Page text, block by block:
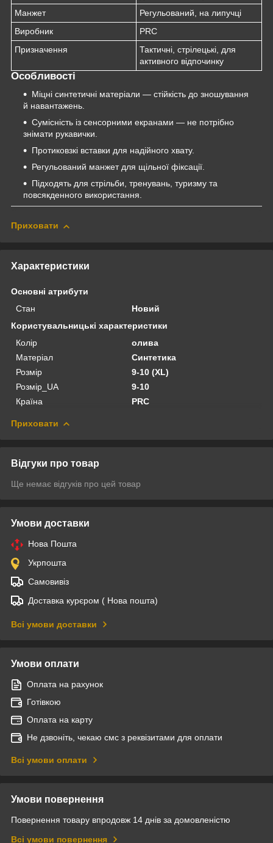
Манжет
Регульований, на липучці
Виробник
PRC
Призначення
Тактичні, стрілецькі, для
активного відпочинку
Особливості
Міцні синтетичні матеріали — стійкість до зношування
й навантажень.
Сумісність із сенсорними екранами — не потрібно
знімати рукавички.
Протиковзкі вставки для надійного хвату.
Регульований манжет для щільної фіксації.
Підходять для стрільби, тренувань, туризму та
повсякденного використання.
Приховати
Характеристики
Основні атрибути
Стан
Новий
Користувальницькі характеристики
Колір
олива
Матеріал
Синтетика
Розмір
9-10 (XL)
Розмір_UA
9-10
Країна
PRC
Приховати
Відгуки про товар
Ще немає відгуків про цей товар
Умови доставки
Нова Пошта
Укрпошта
Самовивіз
Доставка курєром ( Нова пошта)
Всі умови доставки
Умови оплати
Оплата на рахунок
Готівкою
Оплата на карту
Не дзвоніть, чекаю смс з реквізитами для оплати
Всі умови оплати
Умови повернення
Повернення товару впродовж 14 днів за домовленістю
Всі умови повернення